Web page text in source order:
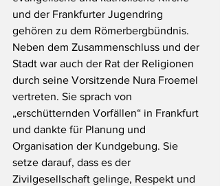
und der Frankfurter Jugendring
gehören zu dem Römerbergbündnis.
Neben dem Zusammenschluss und der
Stadt war auch der Rat der Religionen
durch seine Vorsitzende Nura Froemel
vertreten. Sie sprach von
„erschütternden Vorfällen“ in Frankfurt
und dankte für Planung und
Organisation der Kundgebung. Sie
setze darauf, dass es der
Zivilgesellschaft gelinge, Respekt und